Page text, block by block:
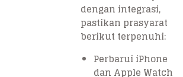
dengan integrasi,
pastikan prasyarat
berikut terpenuhi:
Perbarui iPhone
dan Apple Watch